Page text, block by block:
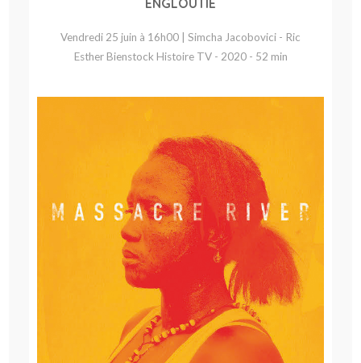
ENGLOUTIE
Vendredi 25 juin à 16h00 | Simcha Jacobovici - Ric
Esther Bienstock Histoire TV - 2020 - 52 min